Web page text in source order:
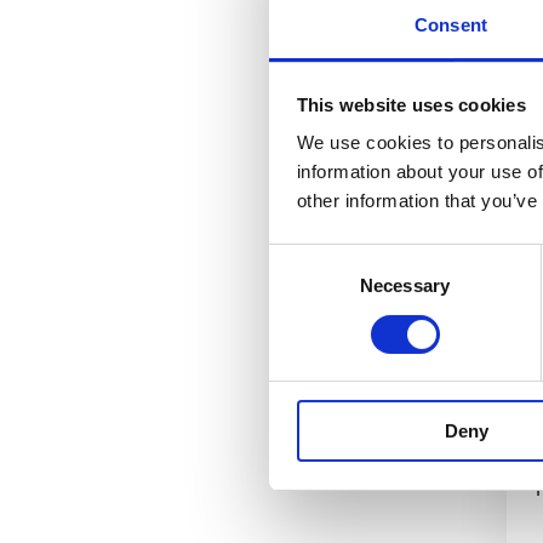
Consent
This website uses cookies
We use cookies to
information about your use
other information that
Necessary
Deny